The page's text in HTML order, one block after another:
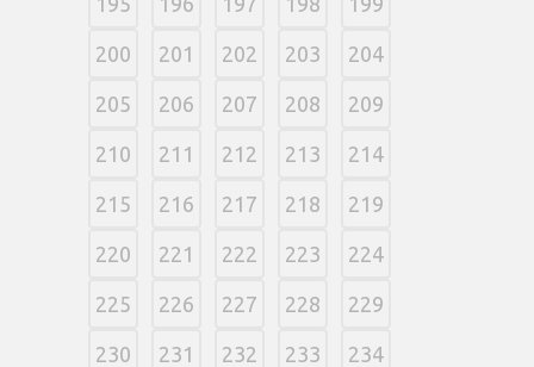
200 201 202 203 204
205 206 207 208 209
210 211 212 213 214
215 216 217 218 219
220 221 222 223 224
225 226 227 228 229
230 231 232 233 234